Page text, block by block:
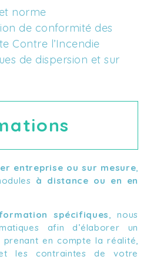
norme
de conformité des
Contre l’Incendie
de dispersion et sur
entreprise ou sur mesure
à distance ou en en
spécifiques, nous
afin d’élaborer un
prenant en compte la réalité,
les contraintes de votre